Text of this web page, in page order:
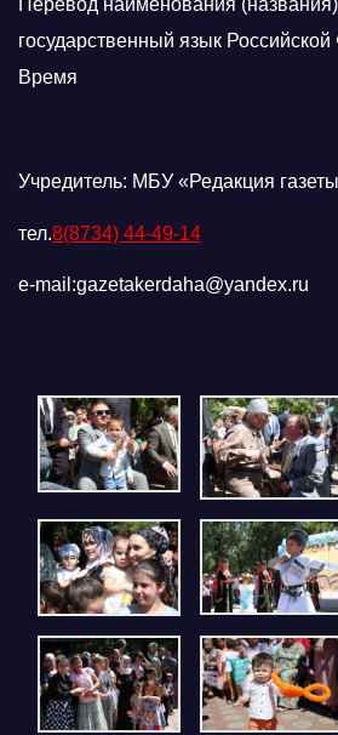
Перевод наименования
государственный язык
Время
Учредитель: МБУ «Редакция
тел.8(8734) 44-49-14
e-mail:gazetakerdaha@yandex.ru